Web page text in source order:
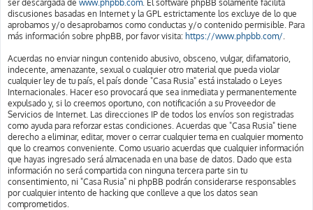
ser descargada de www.phpbb.com. El software phpBB solamente facilita
discusiones basadas en Internet y la GPL estrictamente los excluye de lo que
aprobamos y/o desaprobamos como conductas y/o contenido permisible. Para
más información sobre phpBB, por favor visita: https://www.phpbb.com/.
Acuerdas no enviar ningun contenido abusivo, obsceno, vulgar, difamatorio,
indecente, amenazante, sexual o cualquier otro material que pueda violar
cualquier ley de tu país, el país donde "Casa Rusia" está instalado o Leyes
Internacionales. Hacer eso provocará que sea inmediata y permanentemente
expulsado y, si lo creemos oportuno, con notificación a su Proveedor de
Servicios de Internet. Las direcciones IP de todos los envíos son registradas
como ayuda para reforzar estas condiciones. Acuerdas que "Casa Rusia" tiene
derecho a eliminar, editar, mover o cerrar cualquier tema en cualquier momento
que lo creamos conveniente. Como usuario acuerdas que cualquier información
que hayas ingresado será almacenada en una base de datos. Dado que esta
información no será compartida con ninguna tercera parte sin tu
consentimiento, ni "Casa Rusia" ni phpBB podrán considerarse responsables
por cualquier intento de hacking que conlleve a que los datos sean
comprometidos.